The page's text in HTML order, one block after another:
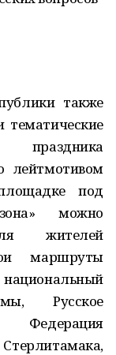
также
праздника
лейтмотивом
под
можно
жителей
маршруты
национальный
Русское
Федерация